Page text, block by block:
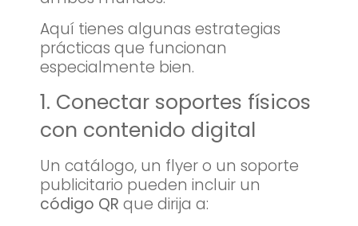
Aquí tienes algunas estrategias
prácticas que funcionan
especialmente bien.
1. Conectar soportes físicos
con contenido digital
Un catálogo, un flyer o un soporte
publicitario pueden incluir un
código QR que dirija a: